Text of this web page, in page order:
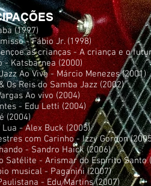
(1997)
- Fábio Jr. (1998)
as crianças - A criança e o
- Katsbarnea (2000)
Ao Vivo - Márcio Menezes (2001)
Os Reis do Samba Jazz (2002)
Ao vivo (2004)
- Edu Letti (2004)
(2004)
Lua - Alex Buck (2005)
com Carinho - Izzy Gordon
- Sandro Haick (2006)
Satélite - Arismar do Espírito Santo
musical - Paganini (2007)
- Edu Martins (2007)